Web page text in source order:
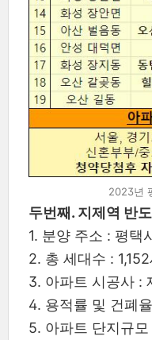
2023년
두번째. 지제역 반
1. 분양 주소 : 평택
2. 총 세대수 :
3. 아파트 시공사 :
4. 용적률 및 건폐
5. 아파트 단지규